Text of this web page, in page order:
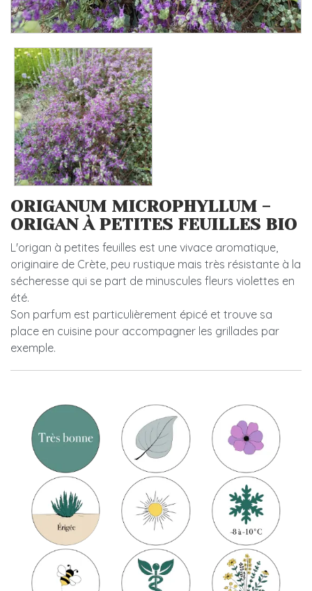
ORIGANUM MICROPHYLLUM -
ORIGAN À PETITES FEUILLES BIO
L'origan à petites feuilles est une vivace aromatique,
originaire de Crète, peu rustique mais très résistante à la
sécheresse qui se part de minuscules fleurs violettes en
été.
Son parfum est particulièrement épicé et trouve sa
place en cuisine pour accompagner les grillades par
exemple.